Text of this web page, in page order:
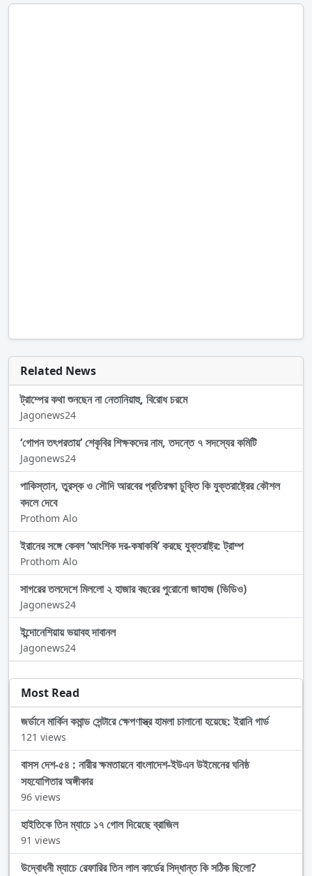
Related News
ট্রাম্পের কথা শুনছেন না নেতানিয়াহু, বিরোধ চরমে
Jagonews24
‘গোপন তৎপরতায়’ শেকৃবির শিক্ষকদের নাম, তদন্তে ৭ সদস্যের কমিটি
Jagonews24
পাকিস্তান, তুরস্ক ও সৌদি আরবের প্রতিরক্ষা চুক্তি কি যুক্তরাষ্ট্রের কৌশল
বদলে দেবে
Prothom Alo
ইরানের সঙ্গে কেবল ‘আংশিক দর-কষাকষি’ করছে যুক্তরাষ্ট্র: ট্রাম্প
Prothom Alo
সাগরের তলদেশে মিললো ২ হাজার বছরের পুরোনো জাহাজ (ভিডিও)
Jagonews24
ইন্দোনেশিয়ায় ভয়াবহ দাবানল
Jagonews24
Most Read
জর্ডানে মার্কিন কমান্ড সেন্টারে ক্ষেপণাস্ত্র হামলা চালানো হয়েছে: ইরানি গার্ড
121 views
বাসস দেশ-৫৪ : নারীর ক্ষমতায়নে বাংলাদেশ-ইউএন উইমেনের ঘনিষ্ঠ
সহযোগিতার অঙ্গীকার
96 views
হাইতিকে তিন ম্যাচে ১৭ গোল দিয়েছে ব্রাজিল
91 views
উদ্বোধনী ম্যাচে রেফারির তিন লাল কার্ডের সিদ্ধান্ত কি সঠিক ছিলো?